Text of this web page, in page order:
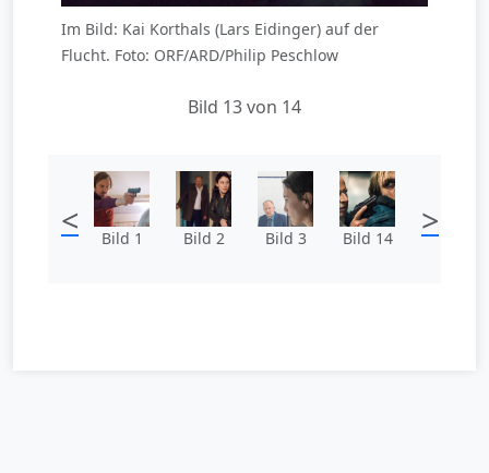
Im Bild: Kai Korthals (Lars Eidinger) auf der
Flucht. Foto: ORF/ARD/Philip Peschlow
Bild 13 von 14
< Bild 1 Bild 2 Bild 3 Bild 14 >